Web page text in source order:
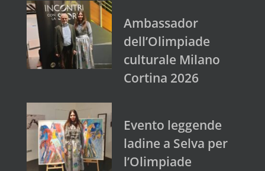
Ambassador
dell’Olimpiade
culturale Milano
Cortina 2026
Evento leggende
ladine a Selva per
l’Olimpiade